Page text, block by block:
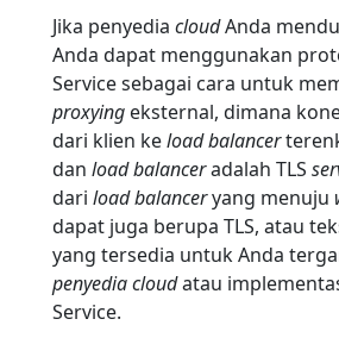
Jika penyedia cloudAnda
Anda dapat menggunakan
Service sebagai cara untuk
proxying eksternal, dimana
dari klien keload balancer
dan load balanceradalah TLS
dari load balanceryang menuju
dapat juga berupa TLS, atau
yang tersedia untuk Anda
penyedia cloudatau
Service.